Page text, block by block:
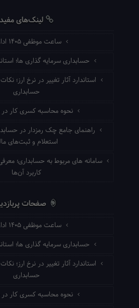
لینک‌های مفید
ساعت موظفی ۱۴۰۵ اداره کار
حسابداری سرمایه گذاری ها؛ استاندارد ۱۵
استاندارد آثار تغییر در نرخ ارز؛
حسابداری
نحوه محاسبه کسری کار در
راهنمای جامع چک رمزدار در
استعلام و ثبت‌های
سامانه های مربوط به حسابداری؛
کاربرد آن‌ها
صفحات
ساعت موظفی ۱۴۰۵ اداره کار
حسابداری سرمایه گذاری ها؛ استاندارد ۱۵
استاندارد آثار تغییر در نرخ ارز؛
حسابداری
نحوه محاسبه کسری کار در